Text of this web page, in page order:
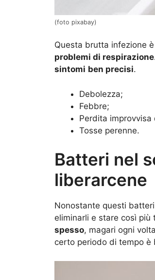
(foto pixabay)
Questa brutta infezione
problemi di respirazione
sintomi ben precisi.
Debolezza;
Febbre;
Perdita improvvisa
Tosse perenne.
Batteri nel
liberarcene
Nonostante questi
eliminarli e stare così
spesso, magari ogni
certo periodo di tempo è